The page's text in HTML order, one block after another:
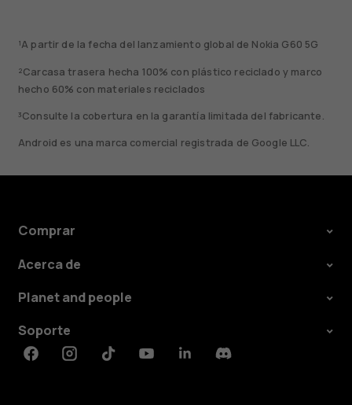
¹A partir de la fecha del lanzamiento global de Nokia G60 5G
²Carcasa trasera hecha 100% con plástico reciclado y marco
hecho 60% con materiales reciclados
³Consulte la cobertura en la garantía limitada del fabricante.
Android es una marca comercial registrada de Google LLC.
Comprar
Acerca de
Planet and people
Soporte
FacebookInstagramTiktokYoutubeLinkedinDiscord